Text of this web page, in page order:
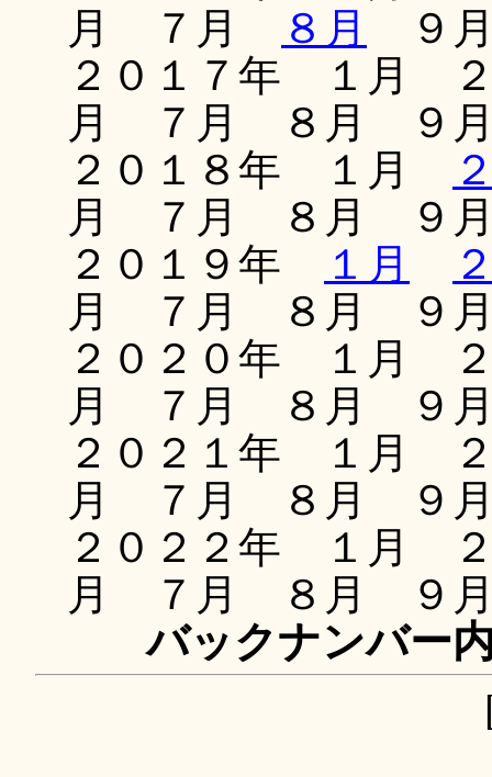
月 ７月
８月
９
２０１７年 １月
月 ７月 ８月 ９
２０１８年 １月
月 ７月 ８月 ９
２０１９年
１月
月 ７月 ８月 ９
２０２０年 １月
月 ７月 ８月 ９
２０２１年 １月
月 ７月 ８月 ９
２０２２年 １月
月 ７月 ８月 ９
バックナンバー